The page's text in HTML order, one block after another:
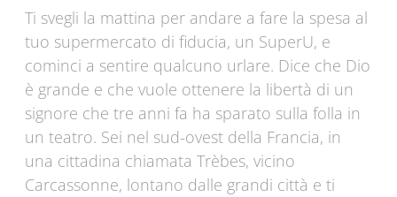
Ti svegli la mattina per andare a fare la spesa al
tuo supermercato di fiducia, un SuperU, e
cominci a sentire qualcuno urlare. Dice che Dio
è grande e che vuole ottenere la libertà di un
signore che tre anni fa ha sparato sulla folla in
un teatro. Sei nel sud-ovest della Francia, in
una cittadina chiamata Trèbes, vicino
Carcassonne, lontano dalle grandi città e ti